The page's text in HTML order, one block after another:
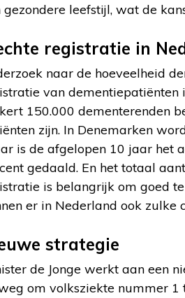
gezondere leefstijl, wat de
registratie in
naar de hoeveelheid
van dementiepatiënten
150.000 dementerenden
zijn. In Denemarken
is de afgelopen 10 jaar het
gedaald. En het totaal
is belangrijk om goed
er in Nederland ook zulke
strategie
de Jonge werkt aan een
om volksziekte nummer 1